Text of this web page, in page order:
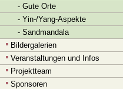
- Gute Orte
- Yin-/Yang-Aspekte
- Sandmandala
Bildergalerien
Veranstaltungen und Infos
Projektteam
Sponsoren